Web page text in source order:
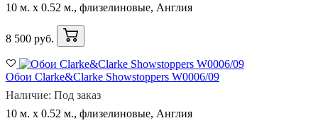
10 м. x 0.52 м., флизелиновые, Англия
8 500 руб.
Обои Clarke&Clarke Showstoppers W0006/09
Наличие: Под заказ
10 м. x 0.52 м., флизелиновые, Англия